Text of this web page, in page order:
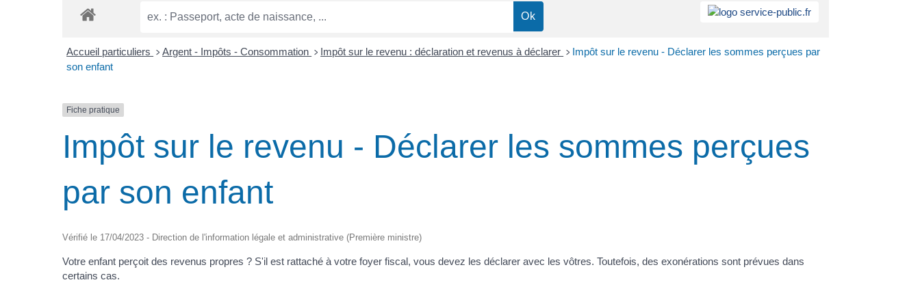
Accueil particuliers > Argent - Impôts - Consommation > Impôt sur le revenu : déclaration et revenus à déclarer > Impôt sur le revenu - Déclarer les sommes perçues par
son enfant
Fiche pratique
Impôt sur le revenu - Déclarer les sommes perçues
par son enfant
Vérifié le 17/04/2023 - Direction de l'information légale et administrative (Première ministre)
Votre enfant perçoit des revenus propres ? S'il est rattaché à votre foyer fiscal, vous devez les déclarer avec les vôtres. Toutefois, des exonérations sont prévues dans
certains cas.